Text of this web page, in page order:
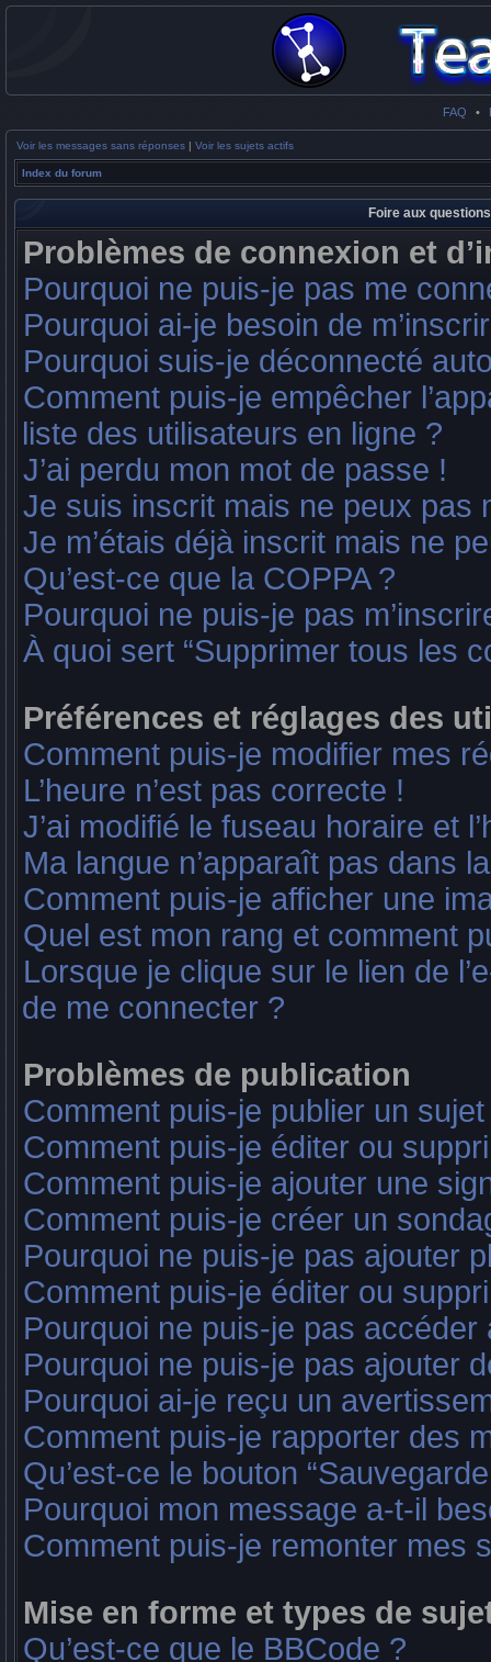
FAQ •
Voir les messages sans réponses | Voir les sujets actifs
Index du forum
Foire aux
Problèmes de connexion et
Pourquoi ne puis-je pas me
Pourquoi ai-je besoin de
Pourquoi suis-je déconnecté
Comment puis-je empêcher
liste des utilisateurs en ligne ?
J’ai perdu mon mot de passe !
Je suis inscrit mais ne peux pas
Je m’étais déjà inscrit mais ne
Qu’est-ce que la COPPA ?
Pourquoi ne puis-je pas
À quoi sert “Supprimer tous les
Préférences et réglages des
Comment puis-je modifier mes
L’heure n’est pas correcte !
J’ai modifié le fuseau horaire et
Ma langue n’apparaît pas dans
Comment puis-je afficher une
Quel est mon rang et comment
Lorsque je clique sur le lien de
de me connecter ?
Problèmes de publication
Comment puis-je publier un
Comment puis-je éditer ou
Comment puis-je ajouter une
Comment puis-je créer un
Pourquoi ne puis-je pas ajouter
Comment puis-je éditer ou
Pourquoi ne puis-je pas accéder
Pourquoi ne puis-je pas ajouter
Pourquoi ai-je reçu un
Comment puis-je rapporter des
Qu’est-ce le bouton
Pourquoi mon message a-t-il
Comment puis-je remonter mes
Mise en forme et types de
Qu’est-ce que le BBCode ?